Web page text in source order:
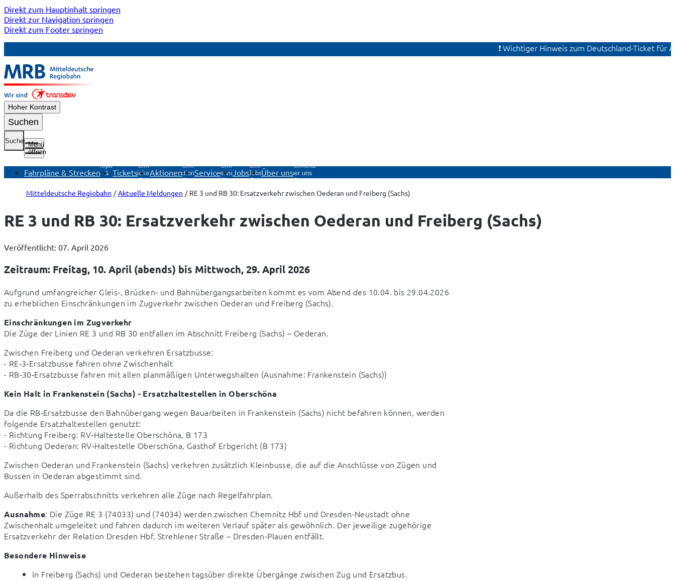
Direkt zum Hauptinhalt springen
Direkt zur Navigation springen
Direkt zum Footer springen
❗ Wichtiger Hinweis zum Deutschland-Ticket für
Hoher Kontrast
Suchen
Suche
Menü
öffnen
Fahrpläne & Strecken
Fahrpläne
&
Strecken
Tickets
Untermenü
Tickets
öffnen
Aktionen
Untermenü
Aktionen
öffnen
Service
Untermenü
Service
öffnen
Jobs
Untermenü
Jobs
öffnen
Über uns
Untermenü
Über uns
öffnen
Mitteldeutsche Regiobahn Aktuelle Meldungen RE 3 und RB 30: Ersatzverkehr zwischen Oederan und Freiberg (Sachs)
RE 3 und RB 30: Ersatzverkehr zwischen Oederan und Freiberg (Sachs)
Veröffentlicht: 07. April 2026
Zeitraum: Freitag, 10. April (abends) bis Mittwoch, 29. April 2026
Aufgrund umfangreicher Gleis‑, Brücken‑ und Bahnübergangsarbeiten kommt es vom Abend des 10.04. bis 29.04.2026
zu erheblichen Einschränkungen im Zugverkehr zwischen Oederan und Freiberg (Sachs).
Einschränkungen im Zugverkehr
Die Züge der Linien RE 3 und RB 30 entfallen im Abschnitt Freiberg (Sachs) – Oederan.
Zwischen Freiberg und Oederan verkehren Ersatzbusse:
- RE‑3‑Ersatzbusse fahren ohne Zwischenhalt
- RB‑30‑Ersatzbusse fahren mit allen planmäßigen Unterwegshalten (Ausnahme: Frankenstein (Sachs))
Kein Halt in Frankenstein (Sachs) - Ersatzhaltestellen in Oberschöna
Da die RB‑Ersatzbusse den Bahnübergang wegen Bauarbeiten in Frankenstein (Sachs) nicht befahren können, werden
folgende Ersatzhaltestellen genutzt:
- Richtung Freiberg: RV‑Haltestelle Oberschöna, B 173
- Richtung Oederan: RV‑Haltestelle Oberschöna, Gasthof Erbgericht (B 173)
Zwischen Oederan und Frankenstein (Sachs) verkehren zusätzlich Kleinbusse, die auf die Anschlüsse von Zügen und
Bussen in Oederan abgestimmt sind.
Außerhalb des Sperrabschnitts verkehren alle Züge nach Regelfahrplan.
Ausnahme: Die Züge RE 3 (74033) und (74034) werden zwischen Chemnitz Hbf und Dresden-Neustadt ohne
Zwischenhalt umgeleitet und fahren dadurch im weiteren Verlauf später als gewöhnlich. Der jeweilige zugehörige
Ersatzverkehr der Relation Dresden Hbf, Strehlener Straße – Dresden-Plauen entfällt.
Besondere Hinweise
In Freiberg (Sachs) und Oederan bestehen tagsüber direkte Übergänge zwischen Zug und Ersatzbus.